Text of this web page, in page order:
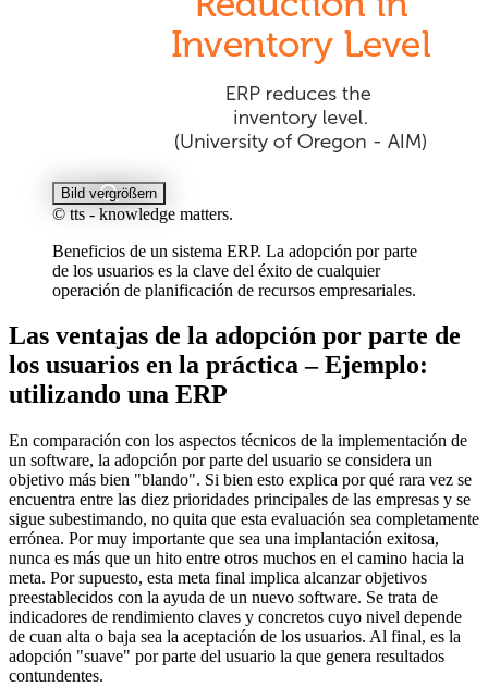
Bild vergrößern
© tts - knowledge matters.
Beneficios de un sistema ERP. La adopción por parte
de los usuarios es la clave del éxito de cualquier
operación de planificación de recursos empresariales.
Las ventajas de la adopción por parte de
los usuarios en la práctica – Ejemplo:
utilizando una ERP
En comparación con los aspectos técnicos de la implementación de
un software, la adopción por parte del usuario se considera un
objetivo más bien "blando". Si bien esto explica por qué rara vez se
encuentra entre las diez prioridades principales de las empresas y se
sigue subestimando, no quita que esta evaluación sea completamente
errónea. Por muy importante que sea una implantación exitosa,
nunca es más que un hito entre otros muchos en el camino hacia la
meta. Por supuesto, esta meta final implica alcanzar objetivos
preestablecidos con la ayuda de un nuevo software. Se trata de
indicadores de rendimiento claves y concretos cuyo nivel depende
de cuan alta o baja sea la aceptación de los usuarios. Al final, es la
adopción "suave" por parte del usuario la que genera resultados
contundentes.